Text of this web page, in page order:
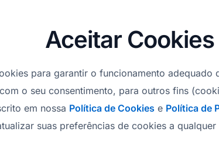
via RDP/SSH: Inicia uma
Pausa uma sessão ativa
a partir de outro dispositivo.
o código da sessão.
sessão:Encerra uma sessão
Aceitar Cookies
para garantir o funcionamento adequado
o seu consentimento, para outros fins
em nossa Política de Cookiese Política de
suas preferências de cookies a qualquer